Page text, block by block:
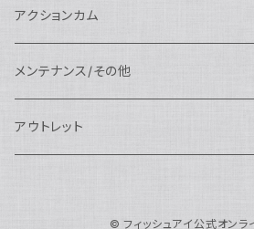
Nauticam
Nauticam
Nikon用
Canon用
SEA&SEA
Sony用
AOI
N100エクステンションリング
N100マウントコンバーター
ドームポート
weefine
アクセサリー
AOI
Nauticam
AOI
ワイドアングルコンバージョンポート
Nauticam
レンズオプション
AOI
リングライト
FIX
オプション
weefine
アーム
SEA&SEA
Nauticam
フロートアーム
Nauticam
クランプ
アクションカム
レンズ
AOI
グリップ/トレー/アーム
メンテナンス/その他
SEA&SEA
アウトレット
© フィッシュアイ公式オンラ